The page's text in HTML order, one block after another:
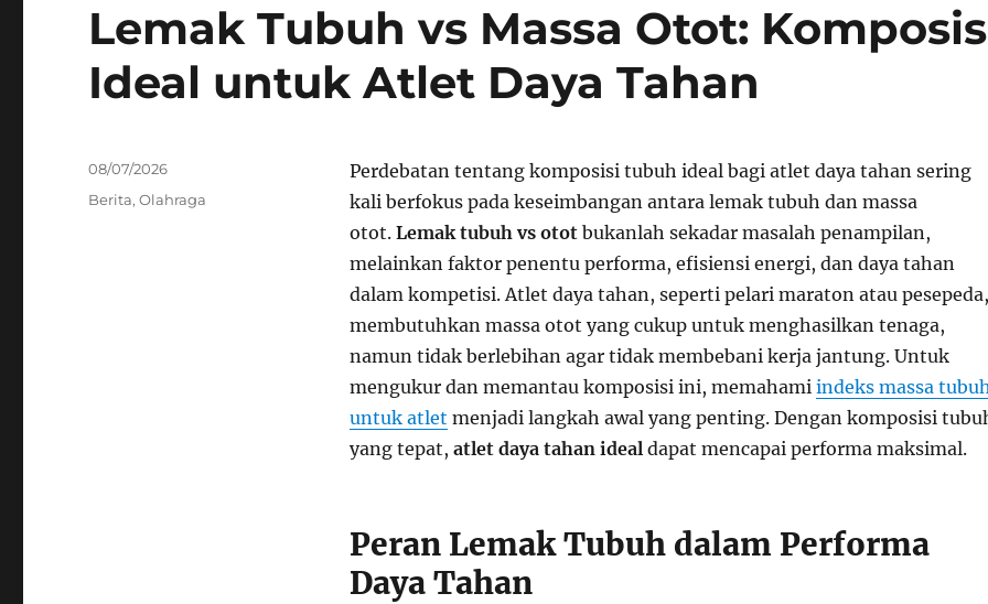
Lemak Tubuh vs Massa Otot:
Ideal untuk Atlet Daya Tahan
Perdebatan tentang komposisi tubuh ideal bagi atlet daya tahan sering
kali berfokus pada keseimbangan antara lemak tubuh dan massa
otot. Lemak tubuh vs ototbukanlah sekadar masalah penampilan,
melainkan faktor penentu performa, efisiensi energi, dan daya tahan
dalam kompetisi. Atlet daya tahan, seperti pelari maraton atau pesepeda,
membutuhkan massa otot yang cukup untuk menghasilkan tenaga,
namun tidak berlebihan agar tidak membebani kerja jantung. Untuk
mengukur dan memantau komposisi ini, memahami indeks massa
untuk atlet menjadi langkah awal yang penting. Dengan komposisi
yang tepat, atlet daya tahan idealdapat mencapai performa maksimal.
Peran Lemak Tubuh dalam Performa
Daya Tahan
Posted
08/07/2026
Categories
Berita,Olahraga